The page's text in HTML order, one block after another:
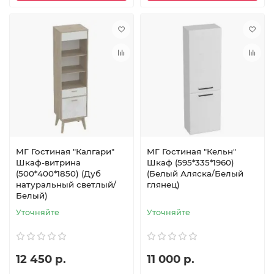
МГ Гостиная "Калгари"
Шкаф-витрина
(500*400*1850) (Дуб
натуральный светлый/
Белый)
Уточняйте
12 450 р.
МГ Гостиная "Кельн"
Шкаф (595*335*1960)
(Белый Аляска/Белый
глянец)
Уточняйте
11 000 р.